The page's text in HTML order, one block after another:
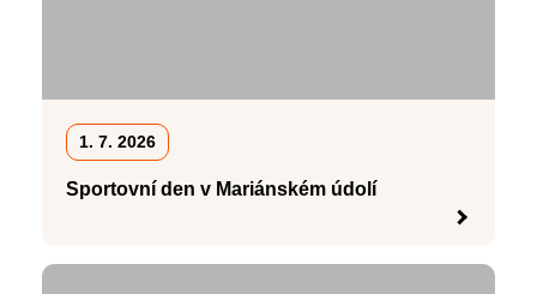
1. 7. 2026
Sportovní den v Mariánském údolí